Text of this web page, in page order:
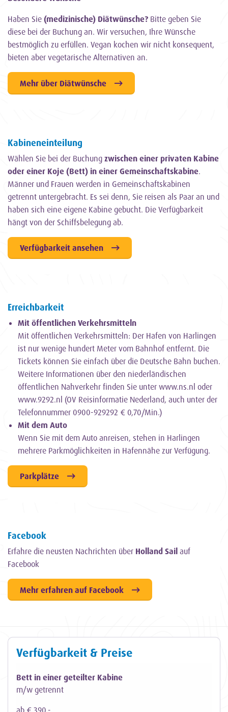
Haben Sie (medizinische) Diätwünsche? Bitte geben Sie
diese bei der Buchung an. Wir versuchen, Ihre Wünsche
bestmöglich zu erfüllen. Vegan kochen wir nicht konsequent,
bieten aber vegetarische Alternativen an.
Mehr über Diätwünsche
Kabineneinteilung
Wählen Sie bei der Buchung zwischen einer privaten Kabine
oder einer Koje (Bett) in einer Gemeinschaftskabine.
Männer und Frauen werden in Gemeinschaftskabinen
getrennt untergebracht. Es sei denn, Sie reisen als Paar an und
haben sich eine eigene Kabine gebucht. Die Verfügbarkeit
hängt von der Schiffsbelegung ab.
Verfügbarkeit ansehen
Erreichbarkeit
Mit öffentlichen Verkehrsmitteln
Mit öffentlichen Verkehrsmitteln: Der Hafen von Harlingen
ist nur wenige hundert Meter vom Bahnhof entfernt. Die
Tickets können Sie einfach über die Deutsche Bahn buchen.
Weitere Informationen über den niederländischen
öffentlichen Nahverkehr finden Sie unter www.ns.nl oder
www.9292.nl (OV Reisinformatie Nederland, auch unter der
Telefonnummer 0900-929292 € 0,70/Min.)
Mit dem Auto
Wenn Sie mit dem Auto anreisen, stehen in Harlingen
mehrere Parkmöglichkeiten in Hafennähe zur Verfügung.
Parkplätze
Facebook
Erfahre die neusten Nachrichten über Holland Sail auf
Facebook
Mehr erfahren auf Facebook
Verfügbarkeit & Preise
Bett in einer geteilter Kabine
m/w getrennt